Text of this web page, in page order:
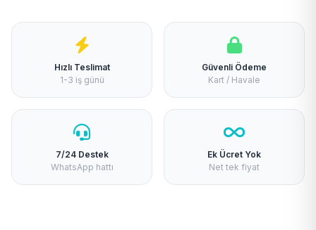
Hızlı Teslimat
1-3 iş günü
Güvenli Ödeme
Kart / Havale
7/24 Destek
WhatsApp hattı
Ek Ücret Yok
Net tek fiyat